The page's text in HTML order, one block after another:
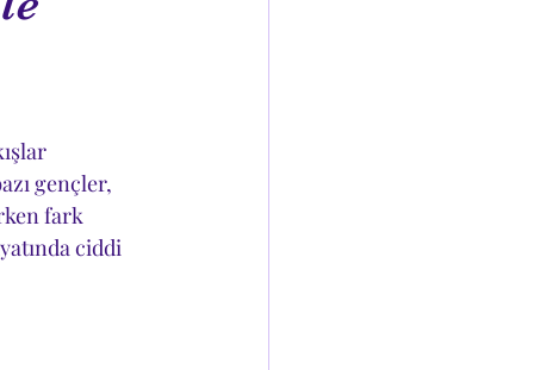
gençler,
fark
ciddi